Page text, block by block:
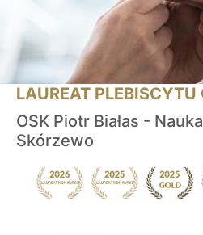
LAUREAT PLEBISCYTU
OSK Piotr Białas -
Skórzewo